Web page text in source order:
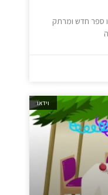
ספר חדש ומרתק
וידאו